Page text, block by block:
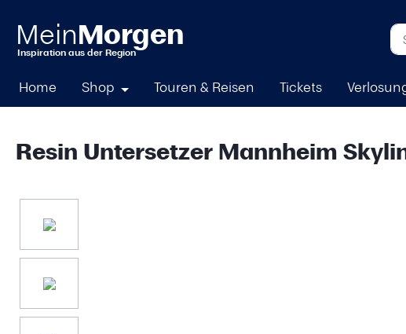
Home Shop Touren & Reisen Tickets
Resin Untersetzer Mannheim